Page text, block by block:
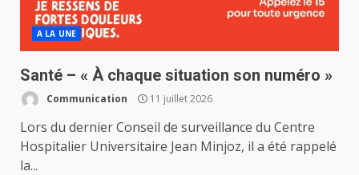
A LA UNE
Santé – « À chaque situation son numéro »
Communication 11 juillet 2026
Lors du dernier Conseil de surveillance du Centre
Hospitalier Universitaire Jean Minjoz, il a été rappelé
la...